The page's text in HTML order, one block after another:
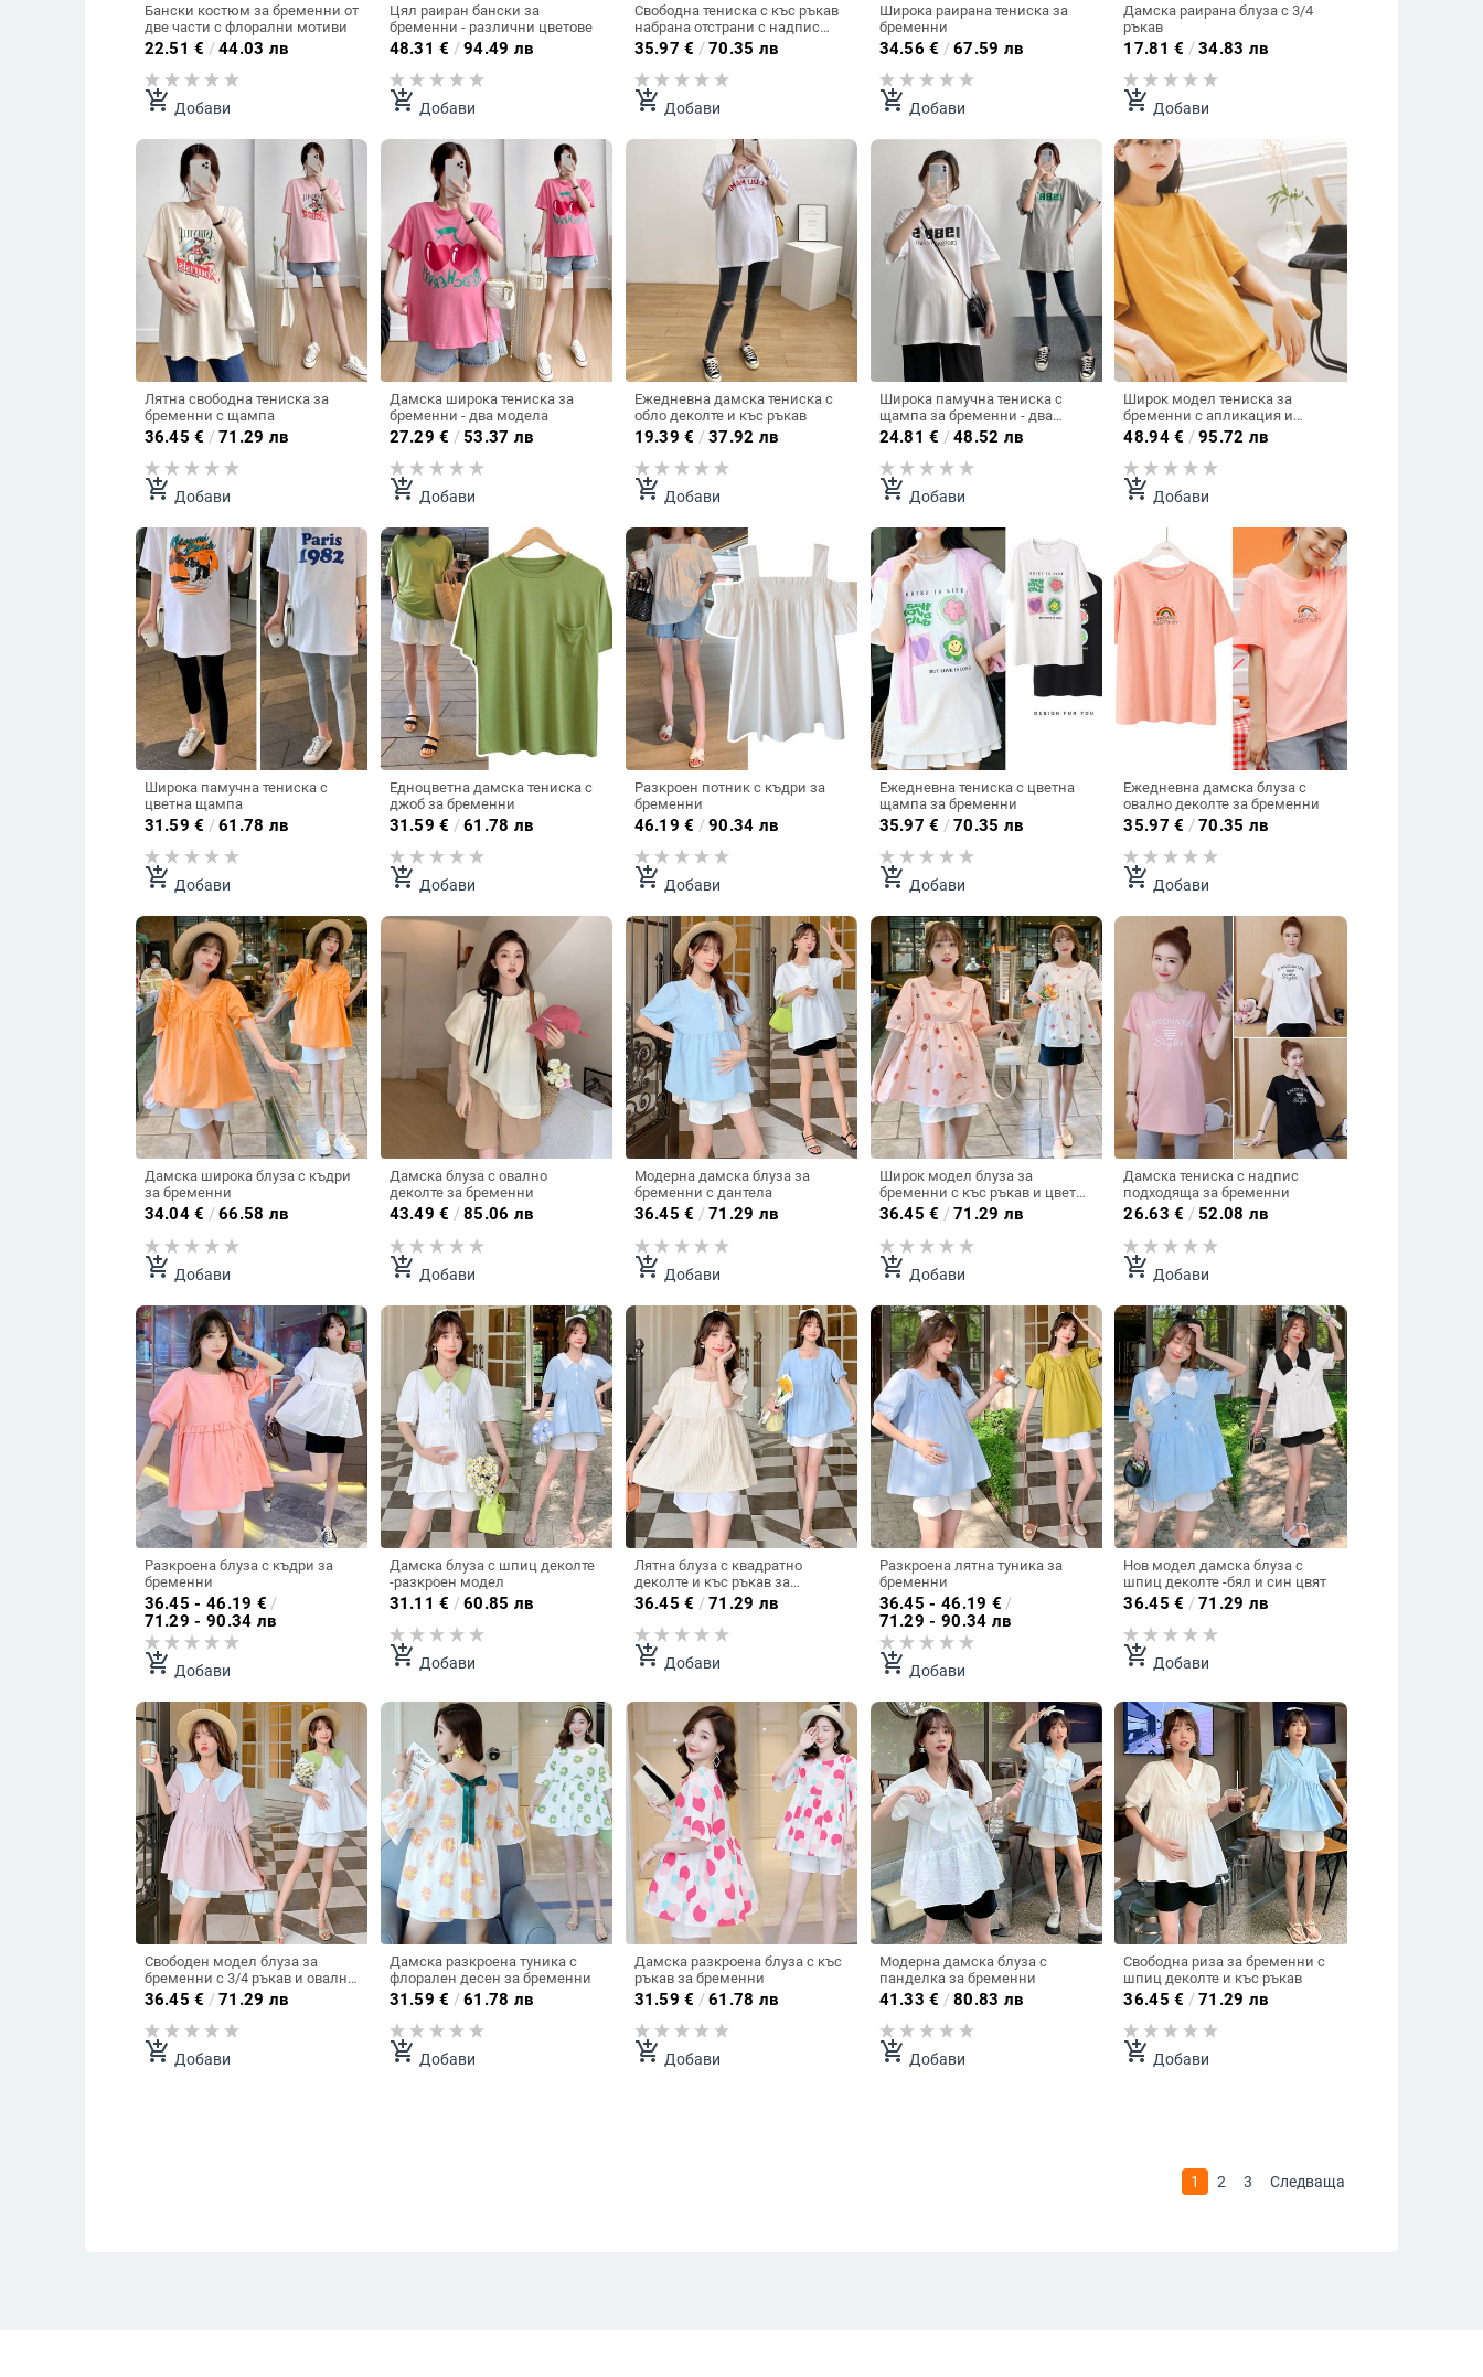
Бански костюм за бременни от
две части с флорални мотиви
22.51 € /44.03 лв
add_shopping_cart Добави
Цял раиран бански за
бременни - различни цветове
48.31 € /94.49 лв
add_shopping_cart Добави
Свободна тениска с къс ръкав
набрана отстрани с надпис
подходяща за бременни
35.97 € /70.35 лв
add_shopping_cart Добави
Широка раирана тениска за
бременни
34.56 € /67.59 лв
add_shopping_cart Добави
Дамска раирана блуза с 3/4
ръкав
17.81 € /34.83 лв
add_shopping_cart Добави
Лятна свободна тениска за
бременни с щампа
36.45 € /71.29 лв
add_shopping_cart Добави
Дамска широка тениска за
бременни - два модела
27.29 € /53.37 лв
add_shopping_cart Добави
Ежедневна дамска тениска с
обло деколте и къс ръкав
19.39 € /37.92 лв
add_shopping_cart Добави
Широка памучна тениска с
щампа за бременни - два
модела
24.81 € /48.52 лв
add_shopping_cart Добави
Широк модел тениска за
бременни с апликация и
надпис
48.94€ /95.72 лв
add_shopping_cart Добави
Широка памучна тениска с
цветна щампа
31.59 € /61.78 лв
add_shopping_cart Добави
Едноцветна дамска тениска с
джоб за бременни
31.59 € /61.78 лв
add_shopping_cart Добави
Разкроен потник с къдри за
бременни
46.19 € /90.34 лв
add_shopping_cart Добави
Ежедневна тениска с цветна
щампа за бременни
35.97 € /70.35 лв
add_shopping_cart Добави
Ежедневна дамска блуза с
овално деколте за бременни
35.97 € /70.35 лв
add_shopping_cart Добави
Дамска широка блуза с къдри
за бременни
34.04 € /66.58 лв
add_shopping_cart Добави
Дамска блуза с овално
деколте за бременни
43.49 € /85.06 лв
add_shopping_cart Добави
Модерна дамска блуза за
бременни с дантела
36.45 € /71.29 лв
add_shopping_cart Добави
Широк модел блуза за
бременни с къс ръкав и цветна
спликация
36.45 € /71.29 лв
add_shopping_cart Добави
Дамска тениска с надпис
подходяща за бременни
26.63 € /52.08 лв
add_shopping_cart Добави
Разкроена блуза с къдри за
бременни
36.45 - 46.19 € /
71.29 - 90.34 лв
add_shopping_cart Добави
Дамска блуза с шпиц деколте
-разкроен модел
31.11 € /60.85 лв
add_shopping_cart Добави
Лятна блуза с квадратно
деколте и къс ръкав за
бременни
36.45 € /71.29 лв
add_shopping_cart Добави
Разкроена лятна туника за
бременни
36.45 - 46.19 € /
71.29 - 90.34 лв
add_shopping_cart Добави
Нов модел дамска блуза с
шпиц деколте -бял и син цвят
36.45 € /71.29 лв
add_shopping_cart Добави
Свободен модел блуза за
бременни с 3/4 ръкав и овално
деколте
36.45 € /71.29 лв
add_shopping_cart Добави
Дамска разкроена туника с
флорален десен за бременни
31.59 € /61.78 лв
add_shopping_cart Добави
Дамска разкроена блуза с къс
ръкав за бременни
31.59 € /61.78 лв
add_shopping_cart Добави
Модерна дамска блуза с
панделка за бременни
41.33 € /80.83 лв
add_shopping_cart Добави
Свободна риза за бременни с
шпиц деколте и къс ръкав
36.45 € /71.29 лв
add_shopping_cart Добави
1 2 3 Следваща